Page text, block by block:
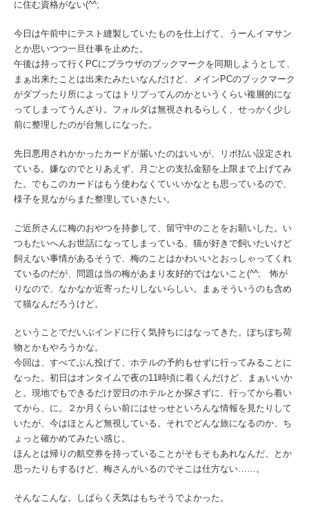
に住む資格がない(^^;
今日は午前中にテスト縫製していたものを仕上げて、うーんイマサン
とか思いつつ一旦仕事を止めた。
午後は持って行くPCにブラウザのブックマークを同期しようとして、
まぁ出来たことは出来たみたいなんだけど、メインPCのブックマーク
がダブったり所によってはトリプってんのかというくらい複層的にな
ってしまってうんざり。フォルダは無視されるらしく、せっかく少し
前に整理したのが台無しになった。
先日悪用されかかったカードが届いたのはいいが、リボ払い設定され
ている。嫌なのでとりあえず、月ごとの支払金額を上限まで上げてみ
た。でもこのカードはもう使わなくていいかなとも思っているので、
様子を見ながらまた整理していきたい。
ご近所さんに梅のおやつを持参して、留守中のことをお願いした。い
つもたいへんお世話になってしまっている。猫が好きで飼いたいけど
飼えない事情があるそうで、梅のことはかわいいとおっしゃってくれ
ているのだが、問題は当の梅があまり友好的ではないこと(^^; 怖が
りなので、なかなか近寄ったりしないらしい。まぁそういうのも含め
て猫なんだろうけど。
ということでだいぶインドに行く気持ちにはなってきた。ぼちぼち荷
物とかもやろうかな。
今回は、すべてぶん投げて、ホテルの予約もせずに行ってみることに
なった。初日はオンタイムで夜の11時頃に着くんだけど、まぁいいか
と。現地でもできるだけ翌日のホテルとか探さずに、行ってから着い
てから、に。２か月くらい前にはせっせといろんな情報を見たりして
いたが、今はほとんど無視している。それでどんな旅になるのか、ち
ょっと確かめてみたい感じ。
ほんとは帰りの航空券を持っていることがそもそもあれなんだ、とか
思ったりもするけど、梅さんがいるのでそこは仕方ない……。
そんなこんな。しばらく天気はもちそうでよかった。